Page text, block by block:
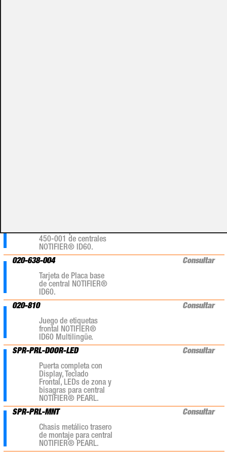
frontal Repetidor 002-
450-001 de centrales
NOTIFIER® ID60.
020-638-004
Tarjeta de Placa base
de central NOTIFIER®
ID60.
Consultar
020-810
Juego de etiquetas
frontal NOTIFIER®
ID60 Multilingüe.
Consultar
SPR-PRL-DOOR-LED
Puerta completa con
Display, Teclado
Frontal, LEDs de zona y
bisagras para central
NOTIFIER® PEARL.
Consultar
SPR-PRL-MNT
Chasis metálico trasero
de montaje para central
NOTIFIER® PEARL.
Consultar